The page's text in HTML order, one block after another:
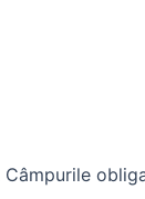
Câmpurile